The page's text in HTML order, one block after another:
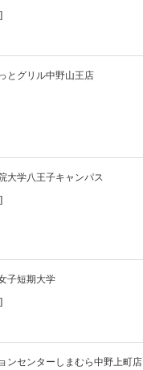
とグリル中野山王店
大学八王子キャンパス
子短期大学
ンセンターしまむら中野上町店